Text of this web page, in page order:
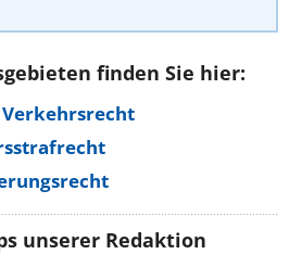
finden Sie hier:
unserer Redaktion